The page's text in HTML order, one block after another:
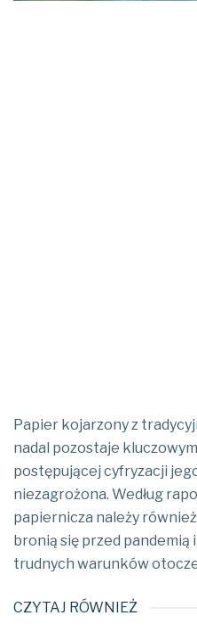
Papier kojarzony z
nadal pozostaje
postępującej cyfryzacji
niezagrożona. Według
papiernicza należy
bronią się przed pandemią
trudnych warunków
CZYTAJ RÓWNIEŻ